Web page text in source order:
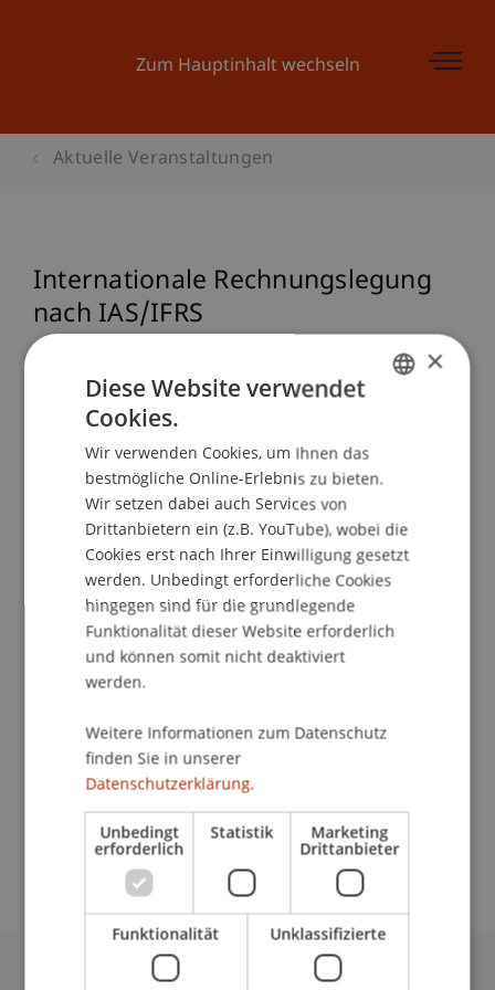
Zum Hauptinhalt wechseln
Aktuelle Veranstaltungen
Internationale Rechnungslegung
nach IAS/IFRS
School/Professur:
Institut für Finanzdienstleistungen
Wie funktioniert die internationale
bestehen die Gemeinsamkeiten, womit die
Unterschiede zur handelsrechtlichen
Rechnungslegung nach PGR? Wie erfolgt die
Umsetzung der internationalen
Rechnungslegung (IAS/IFRS) in der Praxis?
Veranstaltungsdetails
Kontakt
×
Diese Website verwendet
Cookies.
Wir verwenden Cookies, um Ihnen das
bestmögliche Online-Erlebnis zu bieten.
Wir setzen dabei auch Services von
Drittanbietern ein (z.B. YouTube), wobei die
Cookies erst nach Ihrer Einwilligung gesetzt
werden. Unbedingt erforderliche Cookies
hingegen sind für die grundlegende
Funktionalität dieser Website erforderlich
und können somit nicht deaktiviert
werden.
Weitere Informationen zum Datenschutz
finden Sie in unserer
Datenschutzerklärung.
Unbedingt
erforderlich
Statistik Marketing
Drittanbieter
Funktionalität Unklassifizierte